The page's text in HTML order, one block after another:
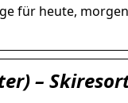
für heute,
–